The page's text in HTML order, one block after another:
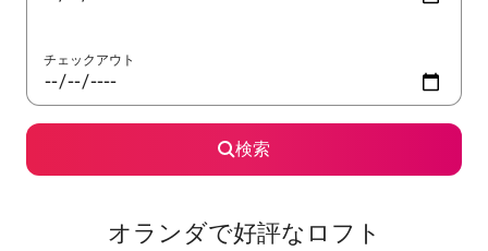
チェックアウト
検索
オランダで好評なロフト